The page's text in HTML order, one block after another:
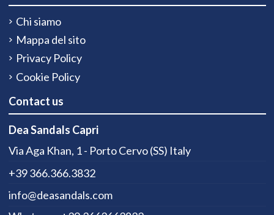
Chi siamo
Mappa del sito
Privacy Policy
Cookie Policy
Contact us
Dea Sandals Capri
Via Aga Khan, 1 - Porto Cervo (SS) Italy
+39 366.366.3832
info@deasandals.com